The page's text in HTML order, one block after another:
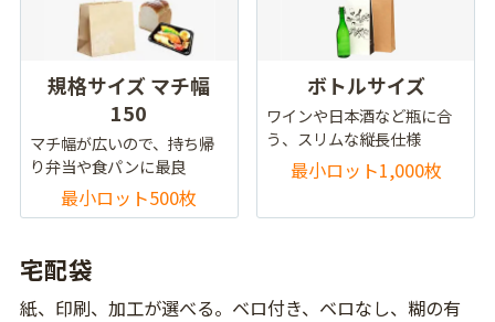
規格サイズ マチ幅
150
マチ幅が広いので、持ち帰
り弁当や食パンに最良
最小ロット500枚
ボトルサイズ
ワインや日本酒など瓶に合
う、スリムな縦長仕様
最小ロット1,000枚
宅配袋
紙、印刷、加工が選べる。ベロ付き、ベロなし、糊の有